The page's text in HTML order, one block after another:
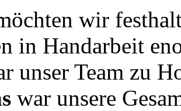
wir
in Handarbeit
unser Team zu
war unsere